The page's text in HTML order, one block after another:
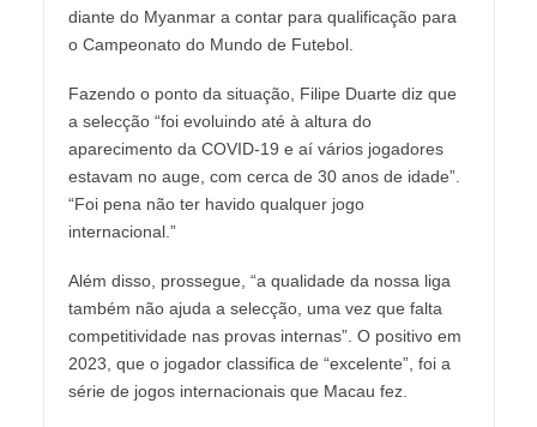
diante do Myanmar a contar para qualificação para
o Campeonato do Mundo de Futebol.
Fazendo o ponto da situação, Filipe Duarte diz que
a selecção “foi evoluindo até à altura do
aparecimento da COVID-19 e aí vários jogadores
estavam no auge, com cerca de 30 anos de idade”.
“Foi pena não ter havido qualquer jogo
internacional.”
Além disso, prossegue, “a qualidade da nossa liga
também não ajuda a selecção, uma vez que falta
competitividade nas provas internas”. O positivo em
2023, que o jogador classifica de “excelente”, foi a
série de jogos internacionais que Macau fez.